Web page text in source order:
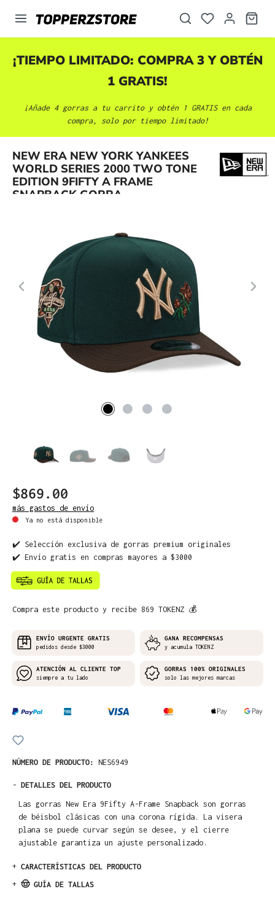
principal
¡TIEMPO LIMITADO: COMPRA 3 Y OBTÉN
1 GRATIS!
¡Añade 4 gorras a tu carrito y obtén 1 GRATIS en cada
compra, solo por tiempo limitado!
NEW ERA NEW YORK YANKEES
WORLD SERIES 2000 TWO TONE
EDITION 9FIFTY A FRAME
SNAPBACK GORRA
Omitir galería de imágenes
$869.00
más gastos de envío
Ya no está disponible
✔️ Selección exclusiva de gorras premium originales
✔️ Envío gratis en compras mayores a $3000
Compra este producto y recibe 869 TOKENZ 💰
ENVÍO URGENTE GRATIS
pedidos desde $3000
GANA RECOMPENSAS
y acumula TOKENZ
ATENCIÓN AL CLIENTE TOP
siempre a tu lado
GORRAS 100% ORIGINALES
solo las mejores marcas
NÚMERO DE PRODUCTO: NES6949
- DETALLES DEL PRODUCTO
Las gorras New Era 9Fifty A-Frame Snapback son gorras
de béisbol clásicas con una corona rígida. La visera
plana se puede curvar según se desee, y el cierre
ajustable garantiza un ajuste personalizado.
+ CARACTERÍSTICAS DEL PRODUCTO
+ 🤠 GUÍA DE TALLAS